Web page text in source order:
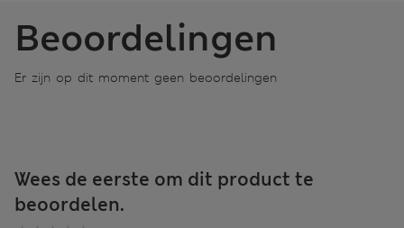
Beoordelingen
Er zijn op dit moment geen beoordelingen
Wees de eerste om dit product te
beoordelen.